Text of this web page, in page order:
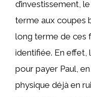
d’investissement,
terme aux coupes
long terme de ces
identifiée. En effet,
pour payer Paul,
physique déjà en